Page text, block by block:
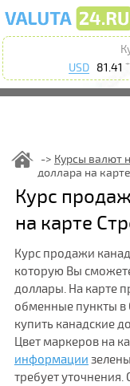
USD 81.41
Курсы валют
доллара на
Курс
на карте
Курс продажи
которую Вы
доллары. На карте
обменные пункты в
купить канадские
Цвет маркеров на
информации
требует